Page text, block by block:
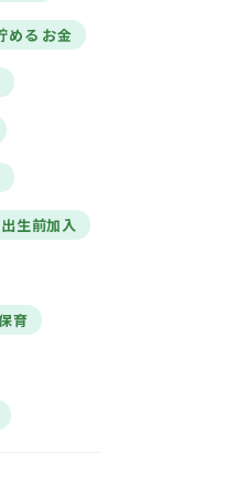
める お金
出生前加入
育